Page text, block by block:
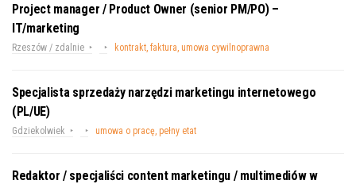
Project manager / Product Owner (senior PM/PO) –
IT/marketing
Rzeszów / zdalnie kontrakt, faktura, umowa cywilnoprawna
Specjalista sprzedaży narzędzi marketingu internetowego
(PL/UE)
Gdziekolwiek umowa o pracę, pełny etat
Redaktor / specjaliści content marketingu / multimediów w